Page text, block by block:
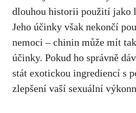
dlouhou historii použití jako
Jeho účinky však nekončí
nemoci – chinin může mít
účinky. Pokud ho správně
stát exotickou ingrediencí s
zlepšení vaší sexuální